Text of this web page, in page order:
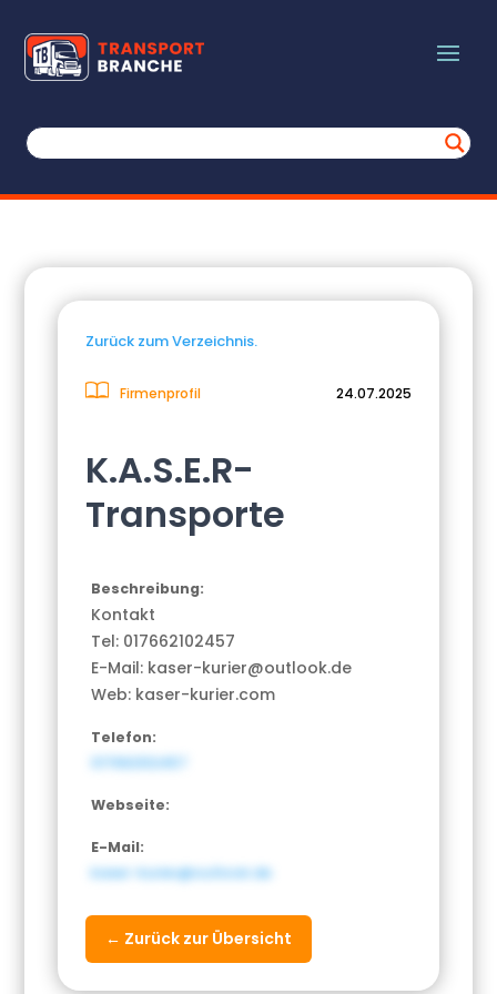
Zurück zum Verzeichnis.
Firmenprofil 24.07.2025
K.A.S.E.R-
Transporte
Beschreibung:
Kontakt
Tel: 017662102457
E-Mail: kaser-kurier@outlook.de
Web: kaser-kurier.com
Telefon:
017662102457
Webseite:
E-Mail:
kaser-kurier@outlook.de
← Zurück zur Übersicht